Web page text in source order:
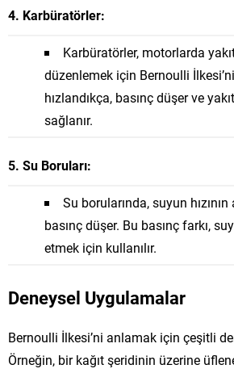
4. Karbüratörler:
Karbüratörler, motorlarda yakıt
düzenlemek için Bernoulli İlkesi’ni
hızlandıkça, basınç düşer ve
sağlanır.
5. Su Boruları:
Su borularında, suyun
basınç düşer. Bu basınç farkı,
etmek için kullanılır.
Deneysel Uygulamalar
Bernoulli İlkesi’ni anlamak için çeşitli
Örneğin, bir kağıt şeridinin üzerine